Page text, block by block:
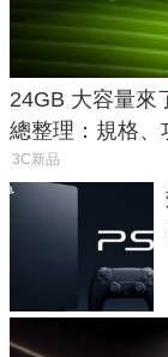
24GB 大容量來
總整理：規格、
3C新品